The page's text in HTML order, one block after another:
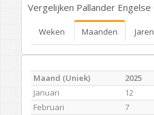
Vergelijken Pallander Engelse
Weken Maanden Jaren
Maand (Uniek) 2025
Januari
12
Februari
7